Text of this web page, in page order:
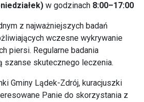
w godzinach 8:00–17:00
z najważniejszych badań
wczesne wykrywanie
piersi. Regularne badania
szanse skutecznego leczenia.
Gminy Lądek-Zdrój, kuracjuszki
Panie do skorzystania z